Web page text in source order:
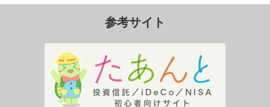
参考サイト